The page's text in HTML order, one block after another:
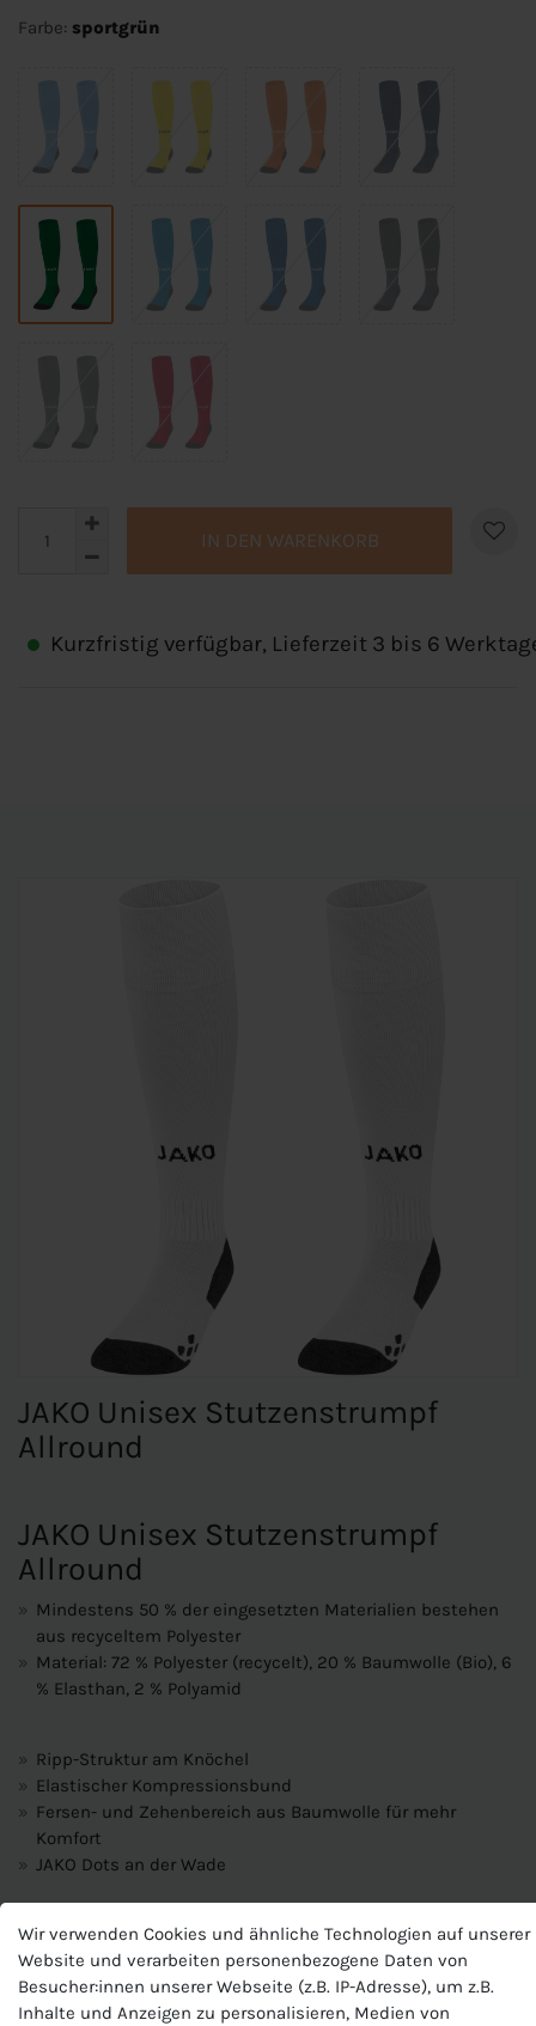
Farbe: sportgrün
IN DEN WARENKORB
Kurzfristig verfügbar, Lieferzeit 3 bis 6
JAKO Unisex Stutzenstrumpf
Allround
JAKO Unisex Stutzenstrumpf
Allround
Mindestens 50 % der eingesetzten Materialien bestehen
aus recyceltem Polyester
Material: 72 % Polyester (recycelt), 20 % Baumwolle (Bio), 6
% Elasthan, 2 % Polyamid
Ripp-Struktur am Knöchel
Elastischer Kompressionsbund
Fersen- und Zehenbereich aus Baumwolle für mehr
Komfort
JAKO Dots an der Wade
J-3899-U
Hersteller
Jako
Wir verwenden Cookies und ähnliche Technologien auf unserer
Website und verarbeiten personenbezogene Daten von
Besucher:innen unserer Webseite (z.B. IP-Adresse), um z.B.
Inhalte und Anzeigen zu personalisieren, Medien von